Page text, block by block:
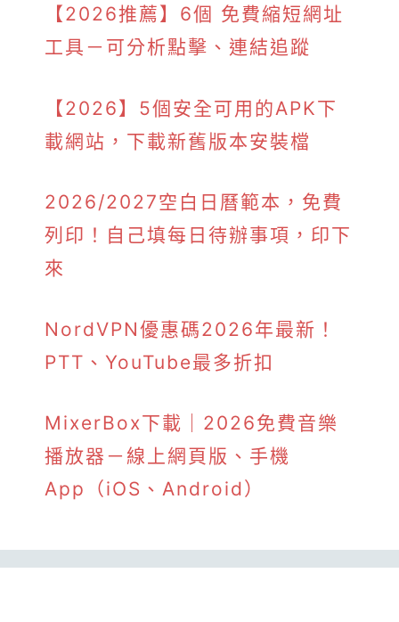
【2026推薦】6個 免費縮短網址
工具－可分析點擊、連結追蹤
【2026】5個安全可用的APK下
載網站，下載新舊版本安裝檔
2026/2027空白日曆範本，免費
列印！自己填每日待辦事項，印下
來
NordVPN優惠碼2026年最新！
PTT、YouTube最多折扣
MixerBox下載｜2026免費音樂
播放器－線上網頁版、手機
App（iOS、Android）